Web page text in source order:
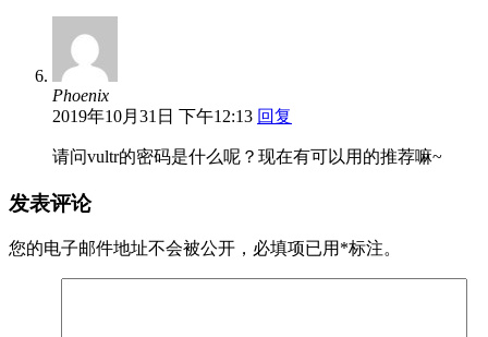
Phoenix
2019年10月31日 下午12:13 回复
请问vultr的密码是什么呢？现在有可以用的推荐嘛~
发表评论
您的电子邮件地址不会被公开， 必填项已用 *标注。